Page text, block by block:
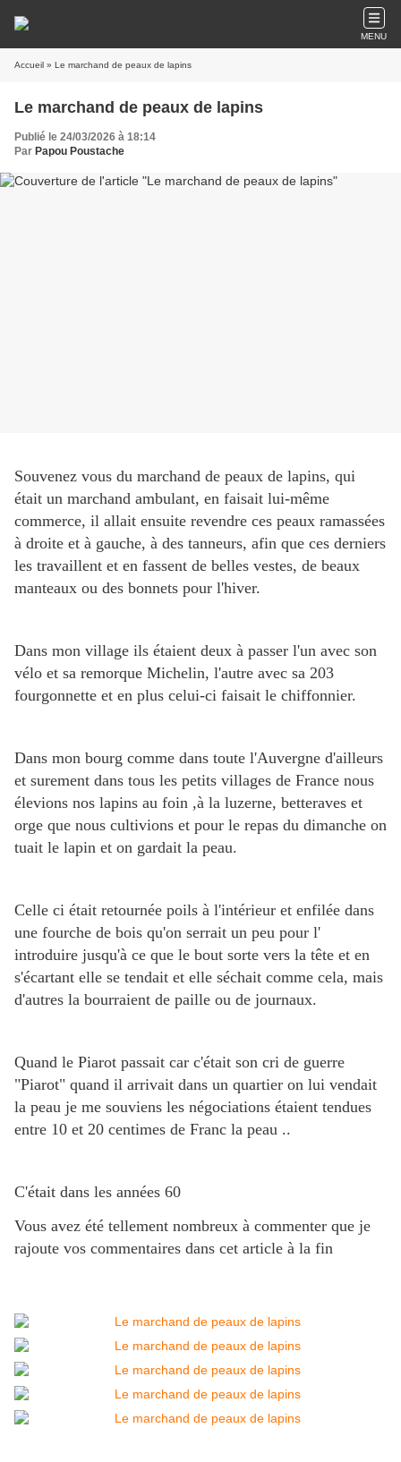
MENU
Accueil » Le marchand de peaux de lapins
Le marchand de peaux de lapins
Publié le 24/03/2026 à 18:14
Par Papou Poustache
Souvenez vous du marchand de peaux de lapins, qui
était un marchand ambulant, en faisait lui-même
commerce, il allait ensuite revendre ces peaux ramassées
à droite et à gauche, à des tanneurs, afin que ces derniers
les travaillent et en fassent de belles vestes, de beaux
manteaux ou des bonnets pour l'hiver.
Dans mon village ils étaient deux à passer l'un avec son
vélo et sa remorque Michelin, l'autre avec sa 203
fourgonnette et en plus celui-ci faisait le chiffonnier.
Dans mon bourg comme dans toute l'Auvergne d'ailleurs
et surement dans tous les petits villages de France nous
élevions nos lapins au foin ,à la luzerne, betteraves et
orge que nous cultivions et pour le repas du dimanche on
tuait le lapin et on gardait la peau.
Celle ci était retournée poils à l'intérieur et enfilée dans
une fourche de bois qu'on serrait un peu pour l'
introduire jusqu'à ce que le bout sorte vers la tête et en
s'écartant elle se tendait et elle séchait comme cela, mais
d'autres la bourraient de paille ou de journaux.
Quand le Piarot passait car c'était son cri de guerre
"Piarot" quand il arrivait dans un quartier on lui vendait
la peau je me souviens les négociations étaient tendues
entre 10 et 20 centimes de Franc la peau ..
C'était dans les années 60
Vous avez été tellement nombreux à commenter que je
rajoute vos commentaires dans cet article à la fin